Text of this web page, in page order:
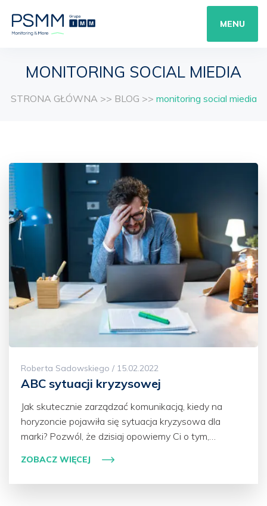
MENU
MONITORING SOCIAL MIEDIA
STRONA GŁÓWNA >> BLOG >> monitoring social miedia
Roberta Sadowskiego / 15.02.2022
ABC sytuacji kryzysowej
Jak skutecznie zarządzać komunikacją, kiedy na
horyzoncie pojawiła się sytuacja kryzysowa dla
marki? Pozwól, że dzisiaj opowiemy Ci o tym,…
ZOBACZ WIĘCEJ